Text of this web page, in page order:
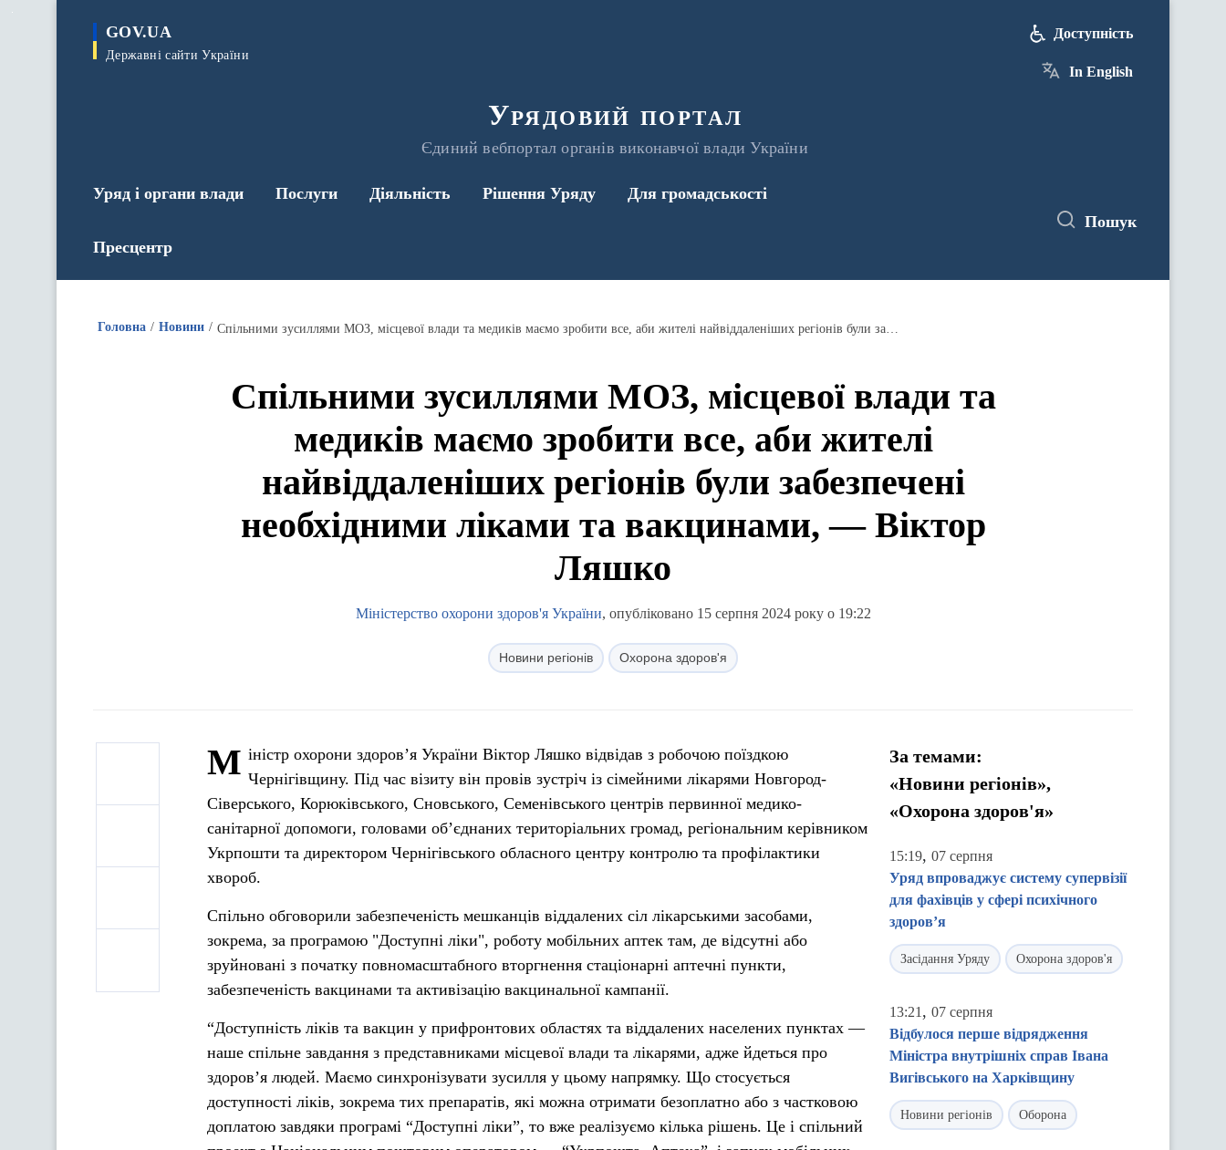
GOV.UA
Державні сайти України
Урядовий портал
Єдиний вебпортал органів виконавчої влади України
Доступність
In English
Уряд і органи влади Послуги Діяльність Рішення Уряду Для громадськості
Пресцентр
Пошук
Головна Новини Спільними зусиллями МОЗ, місцевої влади та медиків маємо зробити все, аби жителі найвіддаленіших регіонів були забезпечені необхідними ліками та вакцинами, — Віктор Ляшко
Спільними зусиллями МОЗ, місцевої влади та
медиків маємо зробити все, аби жителі
найвіддаленіших регіонів були забезпечені
необхідними ліками та вакцинами, — Віктор
Ляшко
Міністерство охорони здоров'я України, опубліковано 15 серпня 2024 року о 19:22
Новини регіонів Охорона здоров'я
М іністр охорони здоровʼя України Віктор Ляшко відвідав з робочою поїздкою
Чернігівщину. Під час візиту він провів зустріч із сімейними лікарями Новгород-
Сіверського, Корюківського, Сновського, Семенівського центрів первинної медико-
санітарної допомоги, головами обʼєднаних територіальних громад, регіональним керівником
Укрпошти та директором Чернігівського обласного центру контролю та профілактики
хвороб.
Спільно обговорили забезпеченість мешканців віддалених сіл лікарськими засобами,
зокрема, за програмою "Доступні ліки", роботу мобільних аптек там, де відсутні або
зруйновані з початку повномасштабного вторгнення стаціонарні аптечні пункти,
забезпеченість вакцинами та активізацію вакцинальної кампанії.
“Доступність ліків та вакцин у прифронтових областях та віддалених населених пунктах —
наше спільне завдання з представниками місцевої влади та лікарями, адже йдеться про
здоров’я людей. Маємо синхронізувати зусилля у цьому напрямку. Що стосується
доступності ліків, зокрема тих препаратів, які можна отримати безоплатно або з частковою
доплатою завдяки програмі “Доступні ліки”, то вже реалізуємо кілька рішень. Це і спільний
За темами:
«Новини регіонів»,
«Охорона здоров'я»
15:19, 07 серпня
Уряд впроваджує систему супервізії
для фахівців у сфері психічного
здоров’я
Засідання Уряду Охорона здоров'я
13:21 , 07 серпня
Відбулося перше відрядження
Міністра внутрішніх справ Івана
Вигівського на Харківщину
Новини регіонів Оборона